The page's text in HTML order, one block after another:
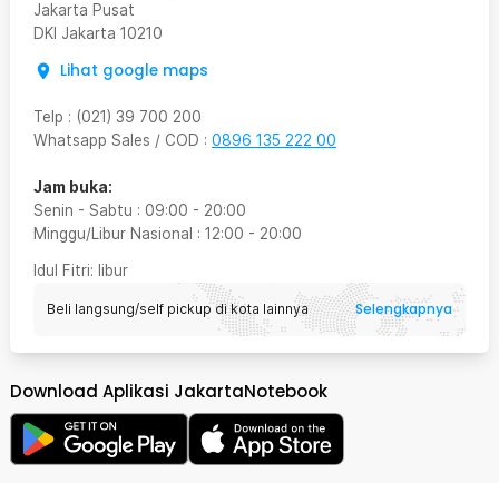
Jakarta Pusat
DKI Jakarta 10210
Lihat google maps
Telp : (021) 39 700 200
Whatsapp Sales / COD : 0896 135 222 00
Jam buka:
Senin - Sabtu : 09:00 - 20:00
Minggu/Libur Nasional : 12:00 - 20:00
Idul Fitri: libur
Beli langsung/self pickup di kota lainnya Selengkapnya
Download Aplikasi JakartaNotebook